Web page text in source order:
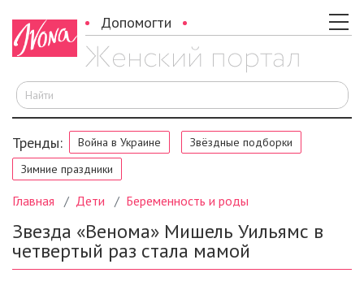
Допомогти
Тренды: Война в Украине
Звёздные подборки
Зимние праздники
Главная Дети Беременность и роды
Звезда «Венома» Мишель Уильямс в
четвертый раз стала мамой